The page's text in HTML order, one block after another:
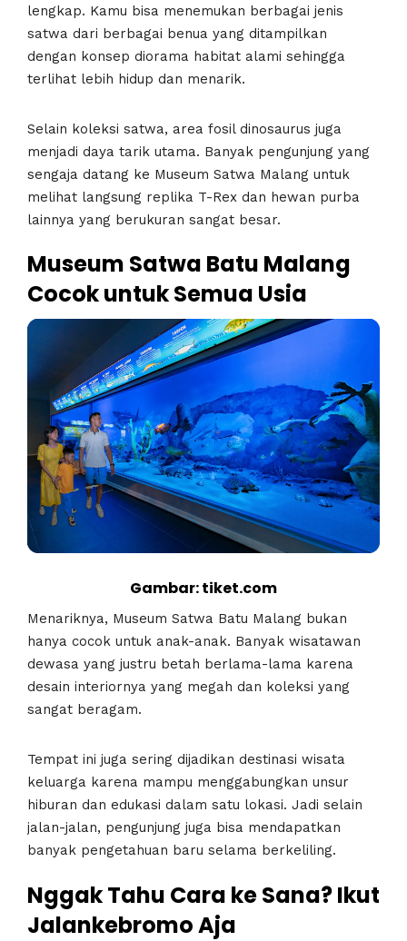
lengkap. Kamu bisa menemukan berbagai jenis
satwa dari berbagai benua yang ditampilkan
dengan konsep diorama habitat alami sehingga
terlihat lebih hidup dan menarik.
Selain koleksi satwa, area fosil dinosaurus juga
menjadi daya tarik utama. Banyak pengunjung yang
sengaja datang ke Museum Satwa Malang untuk
melihat langsung replika T-Rex dan hewan purba
lainnya yang berukuran sangat besar.
Museum Satwa Batu Malang
Cocok untuk Semua Usia
Gambar: tiket.com
Menariknya, Museum Satwa Batu Malang bukan
hanya cocok untuk anak-anak. Banyak wisatawan
dewasa yang justru betah berlama-lama karena
desain interiornya yang megah dan koleksi yang
sangat beragam.
Tempat ini juga sering dijadikan destinasi wisata
keluarga karena mampu menggabungkan unsur
hiburan dan edukasi dalam satu lokasi. Jadi selain
jalan-jalan, pengunjung juga bisa mendapatkan
banyak pengetahuan baru selama berkeliling.
Nggak Tahu Cara ke Sana? Ikut
Jalankebromo Aja